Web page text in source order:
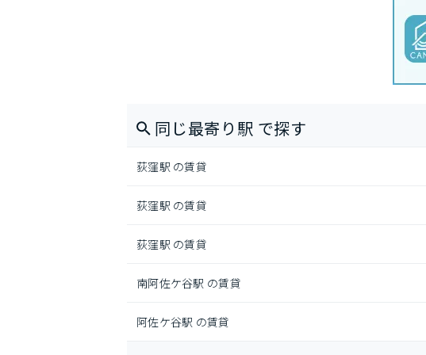
同じ最寄り駅 で探す
荻窪駅 の賃貸
荻窪駅 の賃貸
荻窪駅 の賃貸
南阿佐ケ谷駅 の賃貸
阿佐ケ谷駅 の賃貸